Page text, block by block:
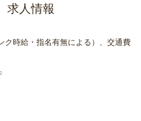
求人情報
ク時給・指名有無による）、交通費